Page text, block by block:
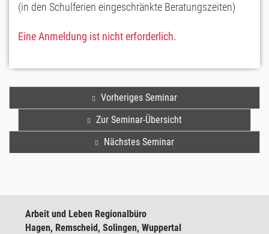
(in den Schulferien eingeschränkte Beratungszeiten)
Eine Anmeldung ist nicht erforderlich.
Vorheriges Seminar
Zur Seminar-Übersicht
Nächstes Seminar
Arbeit und Leben Regionalbüro
Hagen, Remscheid, Solingen, Wuppertal